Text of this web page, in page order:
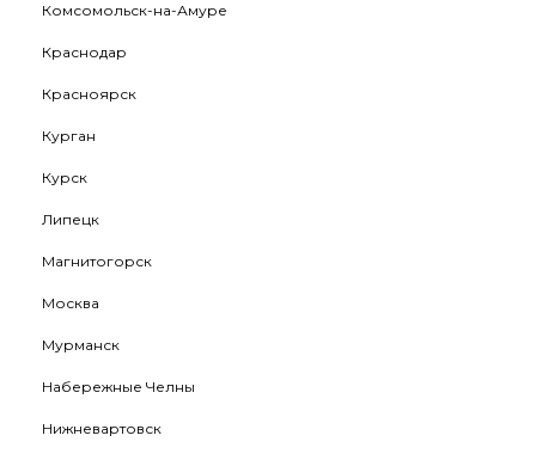
Комсомольск-на-Амуре
Краснодар
Красноярск
Курган
Курск
Липецк
Магнитогорск
Москва
Мурманск
Набережные Челны
Нижневартовск